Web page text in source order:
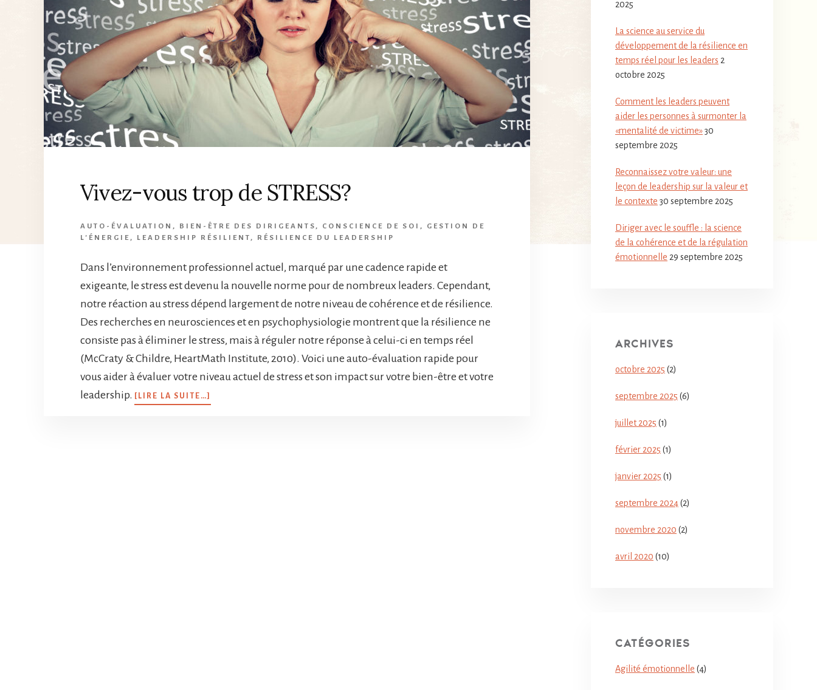
Vivez-vous trop de STRESS?
AUTO-ÉVALUATION , BIEN-ÊTRE DES DIRIGEANTS , CONSCIENCE DE SOI , GESTION DE
L'ÉNERGIE , LEADERSHIP RÉSILIENT , RÉSILIENCE DU LEADERSHIP
Dans l’environnement professionnel actuel, marqué par une cadence rapide et
exigeante, le stress est devenu la nouvelle norme pour de nombreux leaders. Cependant,
notre réaction au stress dépend largement de notre niveau de cohérence et de résilience.
Des recherches en neurosciences et en psychophysiologie montrent que la résilience ne
consiste pas à éliminer le stress, mais à réguler notre réponse à celui-ci en temps réel
(McCraty & Childre, HeartMath Institute, 2010). Voici une auto-évaluation rapide pour
vous aider à évaluer votre niveau actuel de stress et son impact sur votre bien-être et votre
leadership.
[LIRE LA SUITE…]
2025
La science au service du
développement de la résilience en
temps réel pour les leaders 2
octobre 2025
Comment les leaders peuvent
aider les personnes à surmonter la
«mentalité de victime»30
septembre 2025
Reconnaissez votre valeur: une
leçon de leadership sur la valeur et
le contexte 30 septembre 2025
Diriger avec le souffle : la science
de la cohérence et de la régulation
émotionnelle 29 septembre 2025
ARCHIVES
octobre 2025 (2)
septembre 2025 (6)
juillet 2025 (1)
février 2025 (1)
janvier 2025 (1)
septembre 2024(2)
novembre 2020 (2)
avril 2020 (10)
CATÉGORIES
Agilité émotionnelle (4)